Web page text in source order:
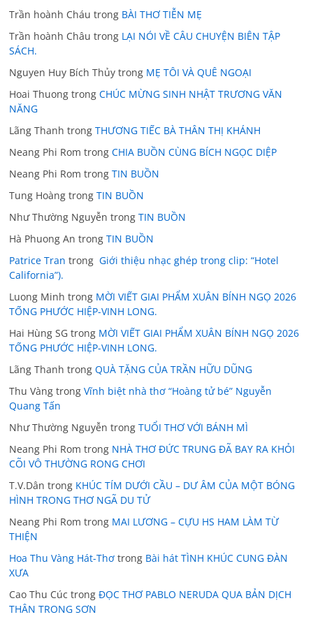
Trần hoành Cháu trong BÀI THƠ TIỄN MẸ
Trần hoành Châu trong LẠI NÓI VỀ CÂU CHUYỆN BIÊN TẬP
SÁCH.
Nguyen Huy Bích Thủy trong MẸ TÔI VÀ QUÊ NGOẠI
Hoai Thuong trongCHÚC MỪNG SINH NHẬT TRƯƠNG VĂN
NĂNG
Lãng Thanh trongTHƯƠNG TIẾC BÀ THÂN THỊ KHÁNH
Neang Phi Rom trongCHIA BUỒN CÙNG BÍCH NGỌC DIỆP
Neang Phi Rom trongTIN BUỒN
Tung Hoàng trongTIN BUỒN
Như Thường Nguyễn trongTIN BUỒN
Hà Phuong An trongTIN BUỒN
Patrice Tran trong Giới thiệu nhạc ghép trong clip: “Hotel
California”).
Luong Minh trong MỜI VIẾT GIAI PHẨM XUÂN BÍNH NGỌ 2026
TỐNG PHƯỚC HIỆP-VINH LONG.
Hai Hùng SG trong MỜI VIẾT GIAI PHẨM XUÂN BÍNH NGỌ 2026
TỐNG PHƯỚC HIỆP-VINH LONG.
Lãng Thanh trongQUÀ TẶNG CỦA TRẦN HỮU DŨNG
Thu Vàng trongVĩnh biệt nhà thơ “Hoàng tử bé” Nguyễn
Quang Tấn
Như Thường Nguyễn trongTUỔI THƠ VỚI BÁNH MÌ
Neang Phi Rom trong NHÀ THƠ ĐỨC TRUNG ĐÃ BAY RA KHỎI
CÕI VÔ THƯỜNG RONG CHƠI
T.V.Dân trong KHÚC TÍM DƯỚI CẦU – DƯ ÂM CỦA MỘT BÓNG
HÌNH TRONG THƠ NGÃ DU TỬ
Neang Phi Rom trong MAI LƯƠNG – CỰU HS HAM LÀM TỪ
THIỆN
Hoa Thu Vàng Hát-Thơ trong Bài hát TÌNH KHÚC CUNG ĐÀN
XƯA
Cao Thu Cúc trongĐỌC THƠ PABLO NERUDA QUA BẢN DỊCH
THÂN TRONG SƠN